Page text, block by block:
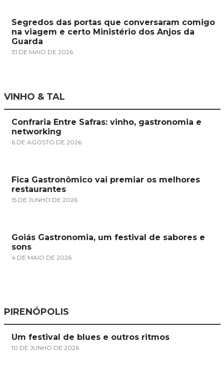
Segredos das portas que conversaram comigo
na viagem e certo Ministério dos Anjos da
Guarda
31 DE MAIO DE 2026
VINHO & TAL
Confraria Entre Safras: vinho, gastronomia e
networking
6 DE AGOSTO DE 2026
Fica Gastronômico vai premiar os melhores
restaurantes
15 DE JUNHO DE 2026
Goiás Gastronomia, um festival de sabores e
sons
4 DE MAIO DE 2026
PIRENÓPOLIS
Um festival de blues e outros ritmos
10 DE JUNHO DE 2026